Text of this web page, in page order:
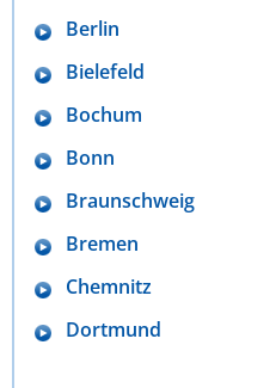
Berlin
Bielefeld
Bochum
Bonn
Braunschweig
Bremen
Chemnitz
Dortmund